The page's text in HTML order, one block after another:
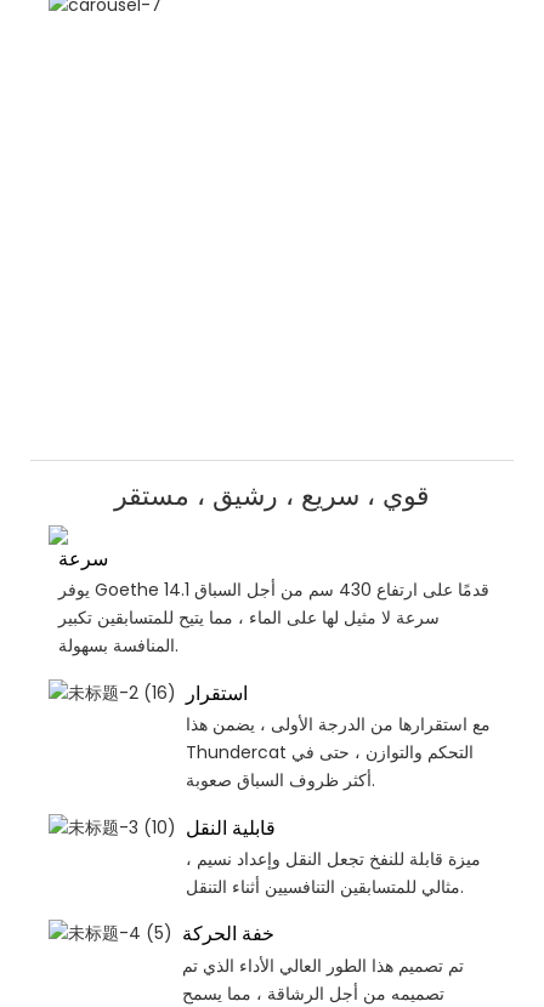
قوي ، سريع ، رشيق ، مستقر
سرعة
يوفر Goethe 14.1 قدمًا على ارتفاع 430 سم من أجل السباق
سرعة لا مثيل لها على الماء ، مما يتيح للمتسابقين تكبير
المنافسة بسهولة.
استقرار
مع استقرارها من الدرجة الأولى ، يضمن هذا
Thundercat التحكم والتوازن ، حتى في
أكثر ظروف السباق صعوبة.
قابلية النقل
ميزة قابلة للنفخ تجعل النقل وإعداد نسيم ،
مثالي للمتسابقين التنافسيين أثناء التنقل.
خفة الحركة
تم تصميم هذا الطور العالي الأداء الذي تم
تصميمه من أجل الرشاقة ، مما يسمح